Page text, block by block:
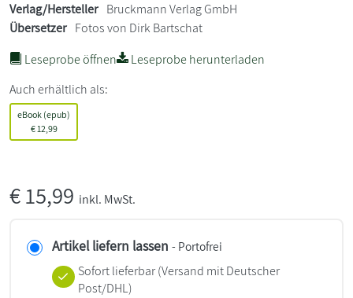
Verlag/Hersteller Bruckmann Verlag GmbH
Übersetzer Fotos von Dirk Bartschat
Leseprobe öffnen
Leseprobe herunterladen
Auch erhältlich als:
eBook (epub)
€12,99
€15,99 inkl. MwSt.
Artikel liefern lassen - Portofrei
Sofort lieferbar(Versand mit Deutscher
Post/DHL)